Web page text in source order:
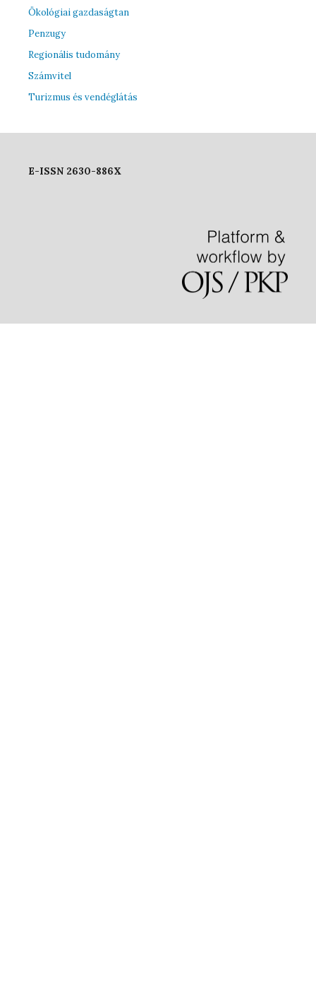
Ökológiai gazdaságtan
Penzugy
Regionális tudomány
Számvitel
Turizmus és vendéglátás
E-ISSN 2630-886X